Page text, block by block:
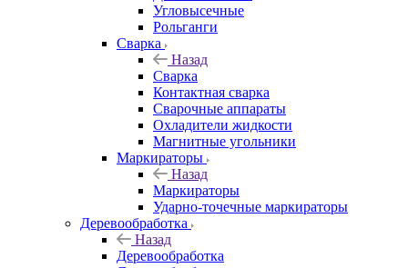
Угловысечные
Рольганги
Сварка
Назад
Сварка
Контактная сварка
Сварочные аппараты
Охладители жидкости
Магнитные угольники
Маркираторы
Назад
Маркираторы
Ударно-точечные маркираторы
Деревообработка
Назад
Деревообработка